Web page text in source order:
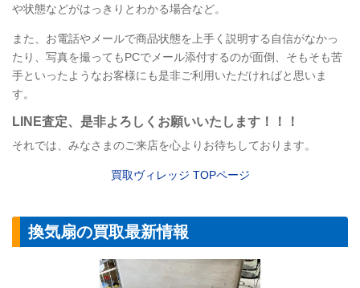
や状態などがはっきりとわかる場合など。
また、お電話やメールで商品状態を上手く説明する自信がなかっ
たり、写真を撮ってもPCでメール添付するのが面倒、そもそも苦
手といったようなお客様にも是非ご利用いただければと思いま
す。
LINE査定、是非よろしくお願いいたします！！！
それでは、みなさまのご来店を心よりお待ちしております。
買取ヴィレッジ TOPページ
換気扇の買取最新情報